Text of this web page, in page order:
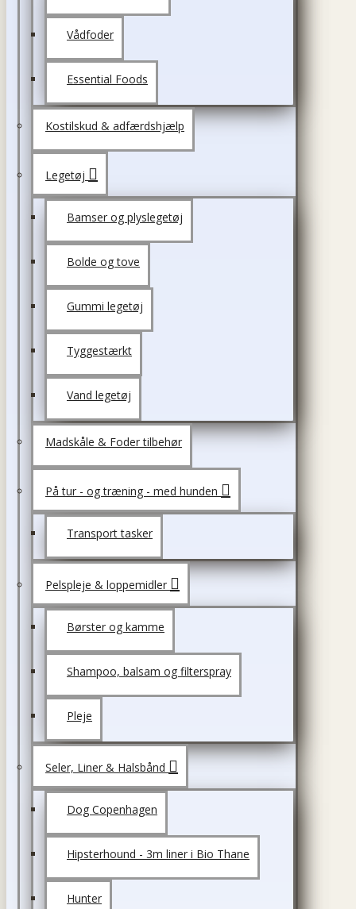
Vådfoder
Essential Foods
Kostilskud & adfærdshjælp
Legetøj
Bamser og plyslegetøj
Bolde og tove
Gummi legetøj
Tyggestærkt
Vand legetøj
Madskåle & Foder tilbehør
På tur - og træning - med hunden
Transport tasker
Pelspleje & loppemidler
Børster og kamme
Shampoo, balsam og filterspray
Pleje
Seler, Liner & Halsbånd
Dog Copenhagen
Hipsterhound - 3m liner i Bio Thane
Hunter